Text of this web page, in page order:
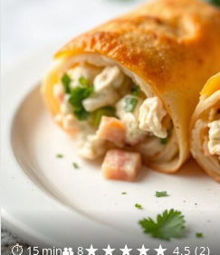
⏱ 15 min👥 8★★★★★ 4.5 (2)